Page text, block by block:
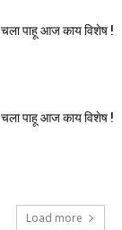
चला पाहू आज काय विशेष !
चला पाहू आज काय विशेष !
Load more